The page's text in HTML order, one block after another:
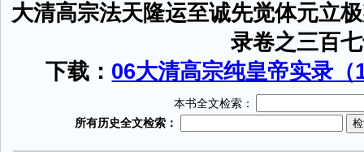
大清高宗法天隆运至诚先觉体元立
录卷之三百
下载： 06大清高宗纯皇帝实录
本书全文检索：